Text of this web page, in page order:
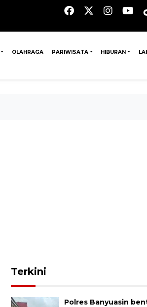
OLAHRAGA PARIWISATA HIBURAN
Terkini
Polres Banyuasin